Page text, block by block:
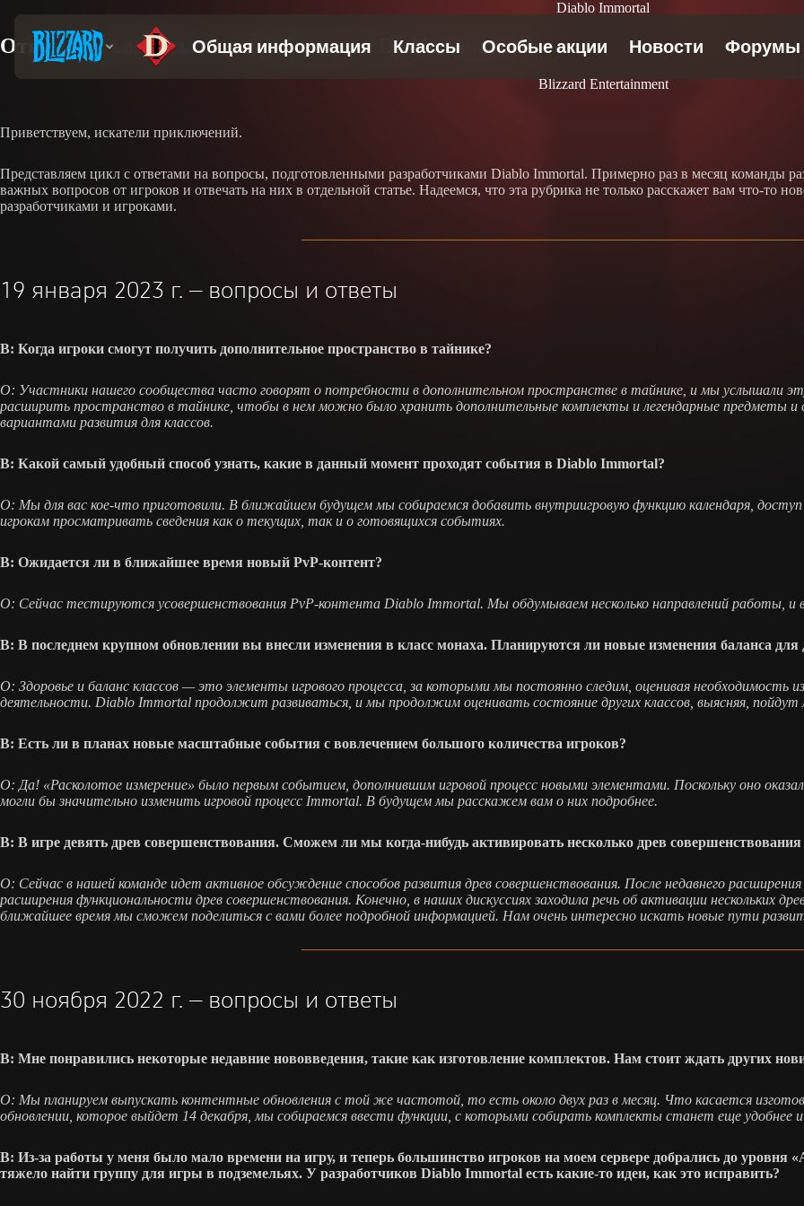
Diablo Immortal
Ответы на вопросы от разработчиков Diablo Immortal
Blizzard Entertainment
Приветствуем, искатели приключений.
Представляем цикл с ответами на вопросы, подготовленными разработчиками Diablo Immortal. Примерно раз в месяц команды
важных вопросов от игроков и отвечать на них в отдельной статье. Надеемся, что эта рубрика не только расскажет вам что-
разработчиками и игроками.
19 января 2023 г. — вопросы и ответы
В: Когда игроки смогут получить дополнительное пространство в тайнике?
О: Участники нашего сообщества часто говорят о потребности в дополнительном пространстве в тайнике, и мы услышали
расширить пространство в тайнике, чтобы в нем можно было хранить дополнительные комплекты и легендарные предметы и
вариантами развития для классов.
В: Какой самый удобный способ узнать, какие в данный момент проходят события в Diablo Immortal?
О: Мы для вас кое-что приготовили. В ближайшем будущем мы собираемся добавить внутриигровую функцию календаря,
игрокам просматривать сведения как о текущих, так и о готовящихся событиях.
В: Ожидается ли в ближайшее время новый PvP-контент?
О: Сейчас тестируются усовершенствования PvP-контента Diablo Immortal. Мы обдумываем несколько направлений работы,
В: В последнем крупном обновлении вы внесли изменения в класс монаха. Планируются ли новые изменения баланса для
О: Здоровье и баланс классов — это элементы игрового процесса, за которыми мы постоянно следим, оценивая необходимость
деятельности. Diablo Immortal продолжит развиваться, и мы продолжим оценивать состояние других классов, выясняя, пойдут
В: Есть ли в планах новые масштабные события с вовлечением большого количества игроков?
О: Да! «Расколотое измерение» было первым событием, дополнившим игровой процесс новыми элементами. Поскольку оно
могли бы значительно изменить игровой процесс Immortal. В будущем мы расскажем вам о них подробнее.
В: В игре девять древ совершенствования. Сможем ли мы когда-нибудь активировать несколько древ
О: Сейчас в нашей команде идет активное обсуждение способов развития древ совершенствования. После недавнего
расширения функциональности древ совершенствования. Конечно, в наших дискуссиях заходила речь об активации нескольких
ближайшее время мы сможем поделиться с вами более подробной информацией. Нам очень интересно искать новые пути
30 ноября 2022 г. — вопросы и ответы
В: Мне понравились некоторые недавние нововведения, такие как изготовление комплектов. Нам стоит ждать других
О: Мы планируем выпускать контентные обновления с той же частотой, то есть около двух раз в месяц. Что касается
обновлении, которое выйдет 14 декабря, мы собираемся ввести функции, с которыми собирать комплекты станет еще удобнее
В: Из-за работы у меня было мало времени на игру, и теперь большинство игроков на моем сервере добрались до уровня
тяжело найти группу для игры в подземельях. У разработчиков Diablo Immortal есть какие-то идеи, как это исправить?